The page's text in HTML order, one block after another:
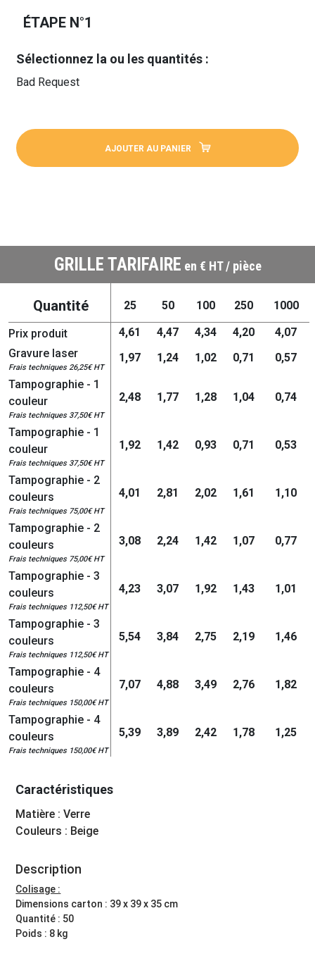
ÉTAPE N°1
Sélectionnez la ou les quantités :
Bad Request
AJOUTER AU PANIER
GRILLE TARIFAIRE en € HT / pièce
Quantité 25 50 100 250 1000
Prix produit 4,61 4,47 4,34 4,20
4,07
Gravure laser
Frais techniques 26,25€ HT
1,97 1,24 1,02 0,71
0,57
Tampographie - 1
couleur
Frais techniques 37,50€ HT
2,48 1,77 1,28 1,04 0,74
Tampographie - 1
couleur
Frais techniques 37,50€ HT
1,92 1,42 0,93 0,71 0,53
Tampographie - 2
couleurs
Frais techniques 75,00€ HT
4,01 2,81 2,02 1,61 1,10
Tampographie - 2
couleurs
Frais techniques 75,00€ HT
3,08 2,24 1,42 1,07 0,77
Tampographie - 3
couleurs
Frais techniques 112,50€ HT
4,23 3,07 1,92 1,43 1,01
Tampographie - 3
couleurs
Frais techniques 112,50€ HT
5,54 3,84 2,75 2,19 1,46
Tampographie - 4
couleurs
Frais techniques 150,00€ HT
7,07 4,88 3,49 2,76 1,82
Tampographie - 4
couleurs
Frais techniques 150,00€ HT
5,39 3,89 2,42 1,78 1,25
Caractéristiques
Matière : Verre
Couleurs : Beige
Description
Colisage :
Dimensions carton : 39 x 39 x 35 cm
Quantité : 50
Poids : 8 kg